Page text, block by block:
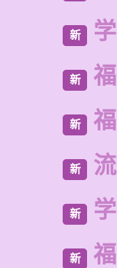
新
新
新
新
新
新